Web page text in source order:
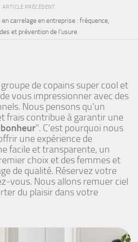
ARTICLE PRÉCÉDENT
carrelage en entreprise : fréquence,
et prévention de l’usure
de copains super cool et
vous impressionner avec des
Nous pensons qu'un
frais contribue à garantir une
". C'est pourquoi nous
une expérience de
facile et transparente, un
choix et des femmes et
de qualité. Réservez votre
vous. Nous allons remuer ciel
du plaisir dans votre